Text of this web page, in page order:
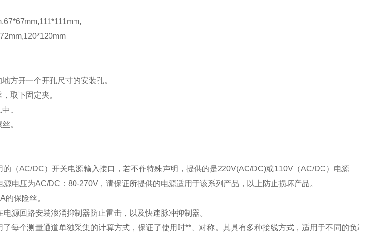
方开一个开孔尺寸的安装孔。
取下固定夹。
。
。
的（AC/DC）开关电源输入接口，若不作特殊声明，提供的是220V(AC/DC)或110V（AC/DC）电源
源电压为AC/DC ： 80-270V ，请保证所提供的电源适用于该系列产品，以上防止损坏产品。
的保险丝。
源回路安装浪涌抑制器防止雷击，以及快速脉冲抑制器。
每个测量通道单独采集的计算方式，保证了使用时**、对称。其具有多种接线方式，适用于不同的负载